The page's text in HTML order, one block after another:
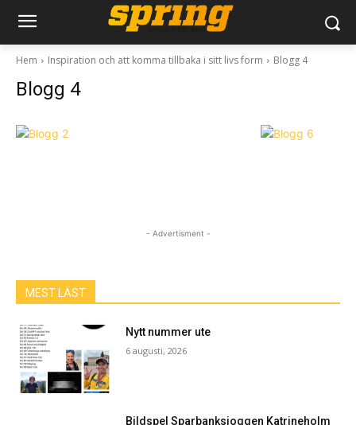
Hem Inspiration och att komma tillbaka i sitt livs form Blogg 4
Blogg 4
- Advertisment -
MEST LÄST
Nytt nummer ute
6 augusti, 2026
Bildspel Sparbanksjoggen Katrineholm